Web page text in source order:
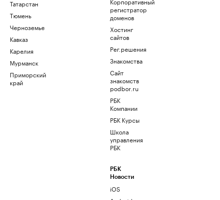
Татарстан
Тюмень
Черноземье
Кавказ
Карелия
Мурманск
Приморский
край
регистратор
доменов
Хостинг
сайтов
Рег.решения
Знакомства
Сайт
знакомств
podbor.ru
РБК
Компании
РБК Курсы
Школа
управления
РБК
РБК
Новости
iOS